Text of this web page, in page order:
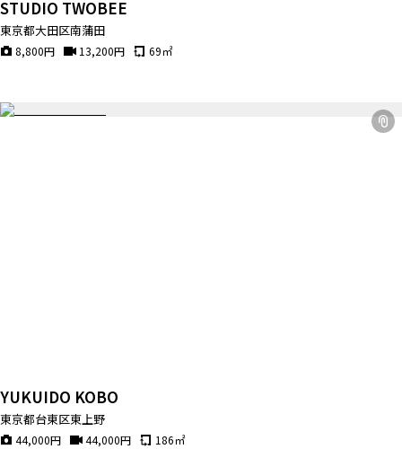
STUDIO TWOBEE
東京都大田区南蒲田
8,800円 13,200円 69㎡
YUKUIDO KOBO
東京都台東区東上野
44,000円 44,000円 186㎡